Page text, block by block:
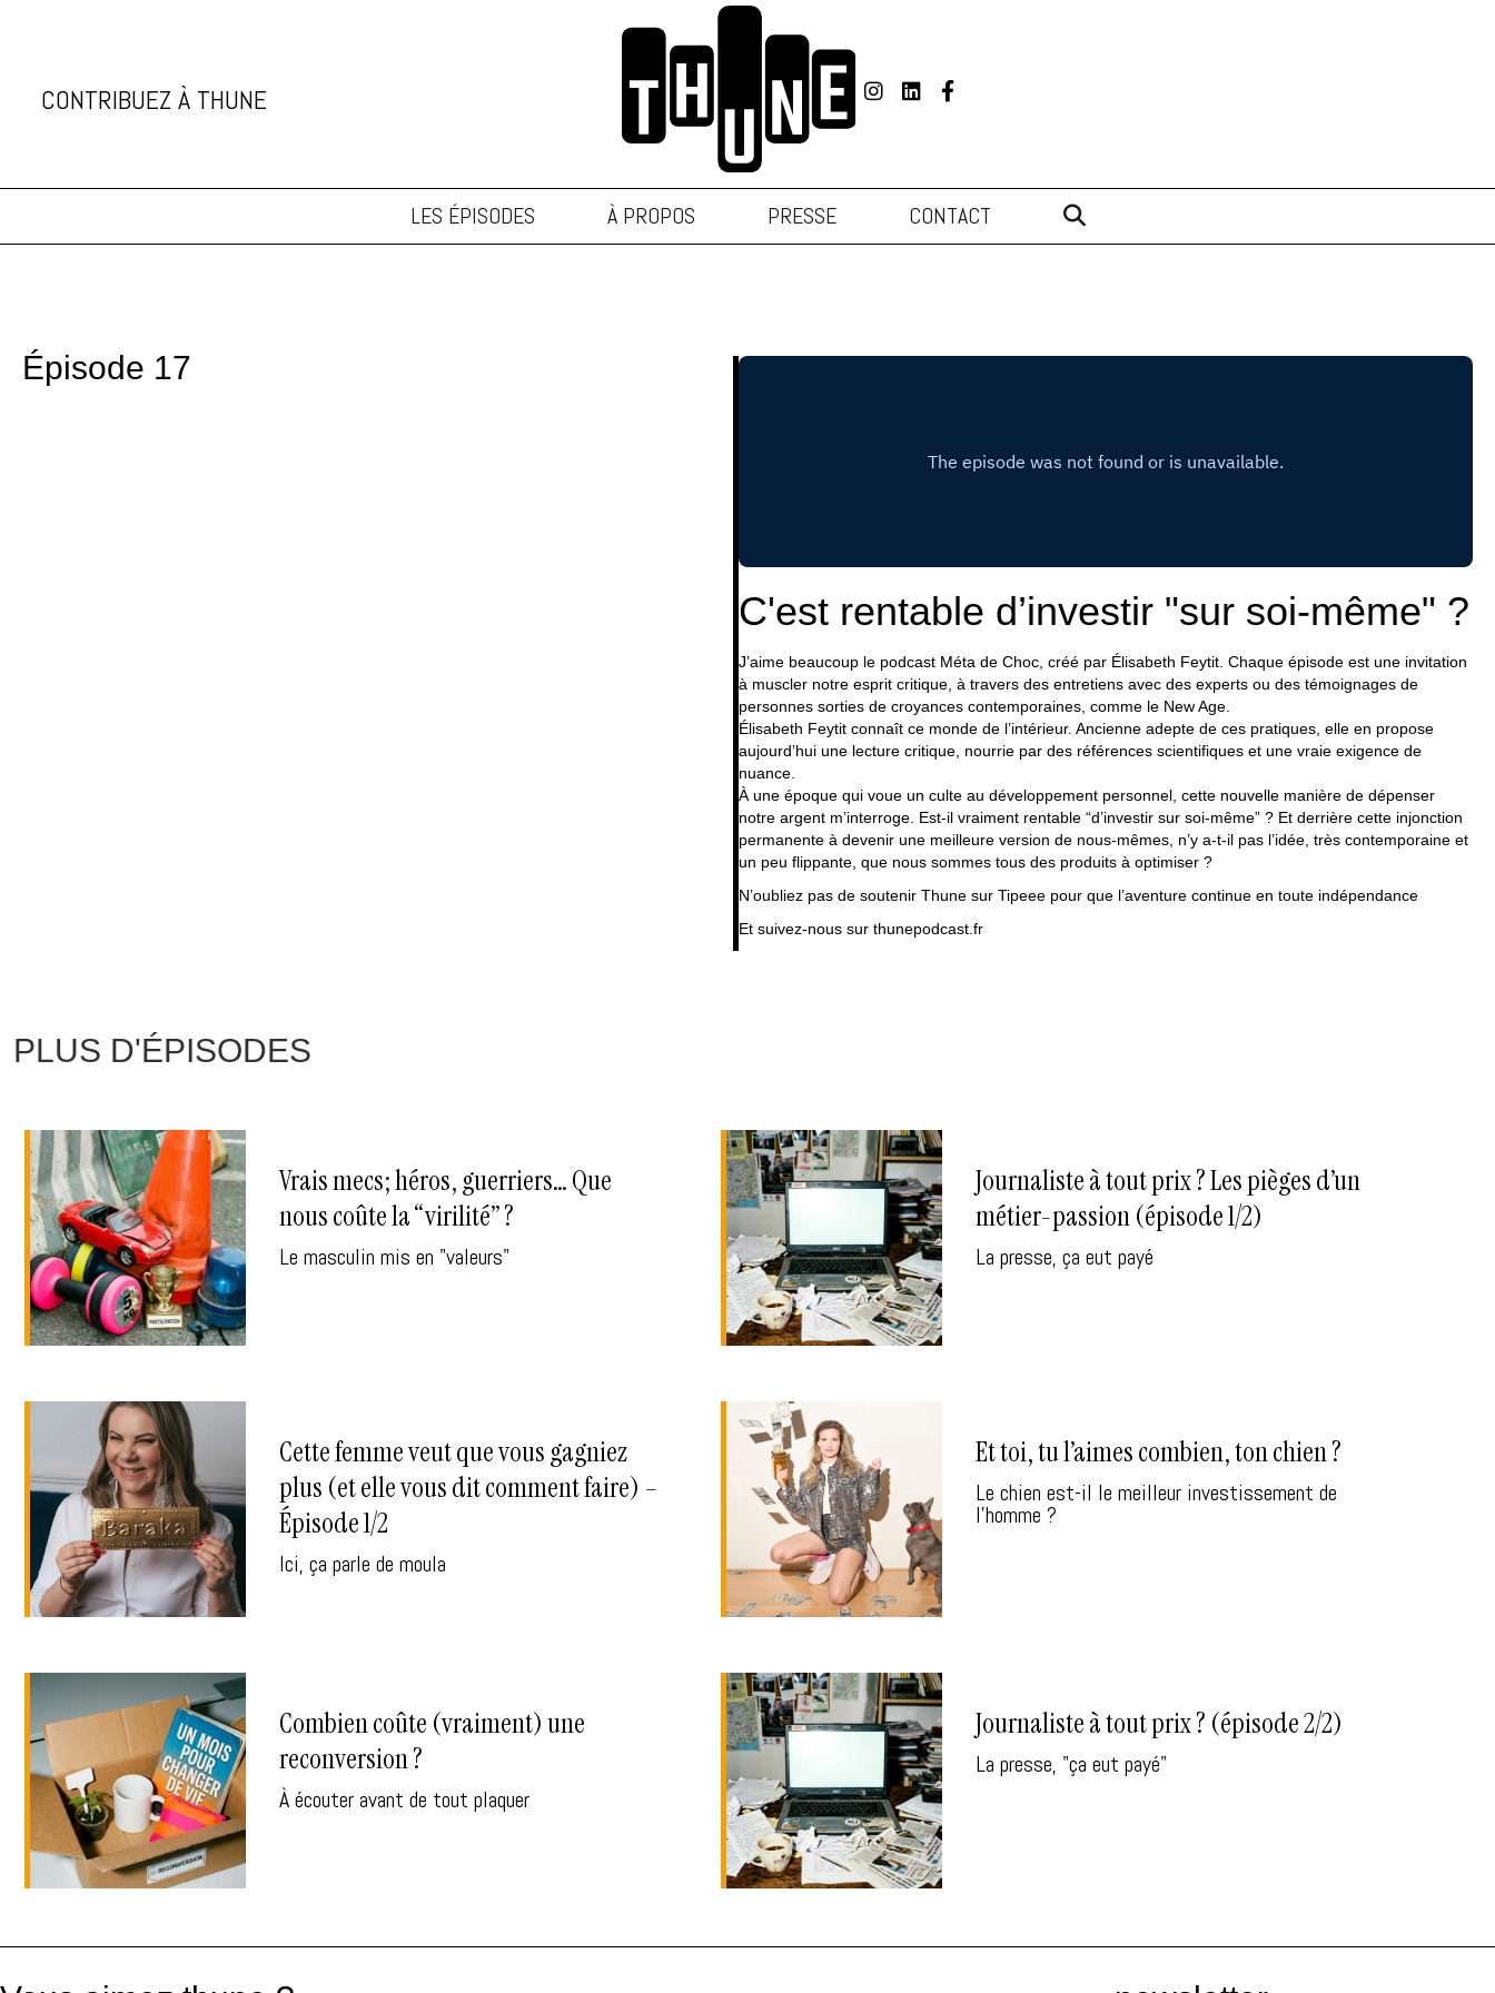
soutenez thune
CONTRIBUEZ À THUNE
LES ÉPISODES À PROPOS PRESSE CONTACT
Épisode 17
C'est rentable d’investir "sur soi-même" ?
J’aime beaucouple podcast Méta de Choc, créé par Élisabeth Feytit. Chaque épisode est une invitation
à muscler notre esprit critique, à travers des entretiens avec des experts ou des témoignages de
personnes sorties de croyances contemporaines, comme le New Age.
Élisabeth Feytit connaît ce monde de l’intérieur. Ancienne adepte de ces pratiques, elle en propose
aujourd’hui une lecture critique, nourrie par des références scientifiques et une vraie exigence de
nuance.
À une époque qui voue un culte au développement personnel, cette nouvelle manière de dépenser
notre argent m’interroge. Est-il vraiment rentable “d’investir sur soi-même” ? Et derrière cette injonction
permanente à devenir une meilleure version de nous-mêmes, n’y a-t-il pas l’idée, très contemporaine et
un peu flippante, que nous sommes tous des produits à optimiser ?
N’oubliez pas de soutenir Thune sur Tipeeepour que l’aventure continue en toute indépendance
Et suivez-nous sur thunepodcast.fr
PLUS D'ÉPISODES
Vrais mecs; héros, guerriers… Que
nous coûte la “virilité” ?
Le masculin mis en "valeurs"
Journaliste à tout prix ? Les pièges d’un
métier-passion (épisode 1/2)
La presse, ça eut payé
Cette femme veut que vous gagniez
plus (et elle vous dit comment faire) –
Épisode 1/2
Ici, ça parle de moula
Et toi, tu l’aimes combien, ton chien ?
Le chien est-il le meilleur investissement de
l'homme ?
Combien coûte (vraiment) une
reconversion ?
À écouter avant de tout plaquer
Journaliste à tout prix ? (épisode 2/2)
La presse, "ça eut payé"